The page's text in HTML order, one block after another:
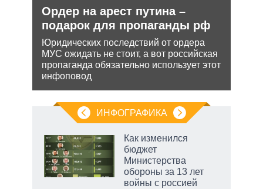
Ордер на арест путина –
подарок для пропаганды рф
Юридических последствий от ордера
МУС ожидать не стоит, а вот российская
пропаганда обязательно использует этот
инфоповод
ИНФОГРАФИКА
Как изменился
бюджет
Министерства
обороны за 13 лет
войны с россией